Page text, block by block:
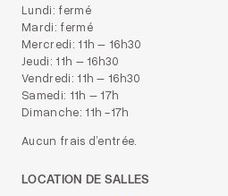
Lundi: fermé
Mardi: fermé
Mercredi: 11h – 16h30
Jeudi: 11h – 16h30
Vendredi: 11h – 16h30
Samedi: 11h – 17h
Dimanche: 11h -17h
Aucun frais d’entrée.
LOCATION DE SALLES